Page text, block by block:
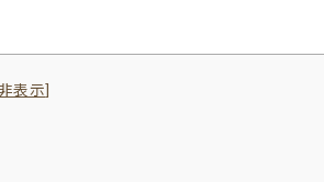
和歌山
表示]